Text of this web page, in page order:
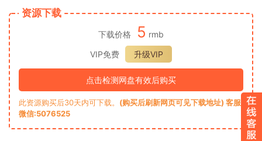
资源下载
下载价格 5 rmb
VIP免费
升级VIP
点击检测网盘有效后购买
此资源购买后30天内可下载。 (购买后刷新网页可见下载地址) 客服
微信:5076525